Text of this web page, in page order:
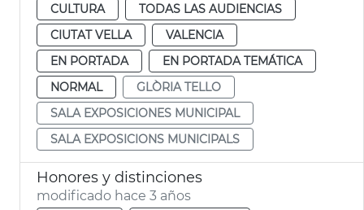
CULTURA
TODAS LAS AUDIENCIAS
CIUTAT VELLA
VALENCIA
EN PORTADA
EN PORTADA TEMÁTICA
NORMAL
GLÒRIA TELLO
SALA EXPOSICIONES MUNICIPAL
SALA EXPOSICIONS MUNICIPALS
Honores y distinciones
modificado hace 3 años